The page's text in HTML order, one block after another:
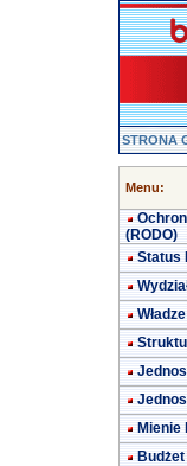
STRONA
Menu:
(RODO)
Status
Władze
Mienie